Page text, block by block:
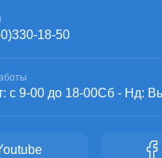
330-18-50
с 9-00 до 18-00Сб - Нд: